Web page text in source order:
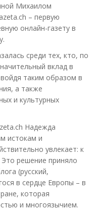
Михаилом
– первую
онлайн-газету в
среди тех, кто, по
вклад в
таким образом в
а также
и культурных
Надежда
истокам и
увлекает: к
решение приняло
(русский,
в сердце Европы – в
которая
и многоязычием.